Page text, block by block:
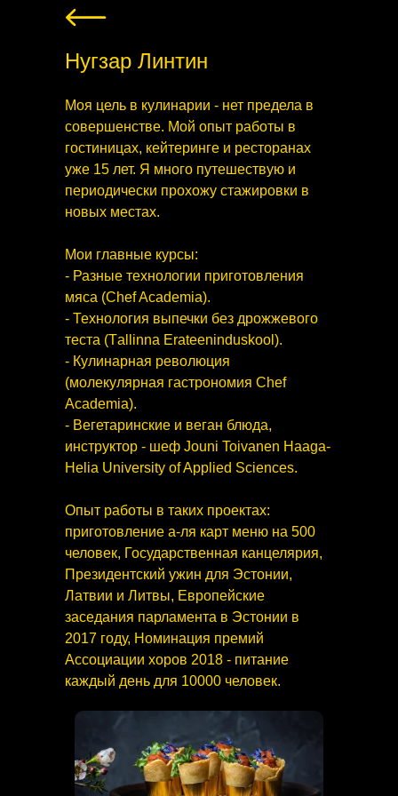
Нугзар Линтин
Моя цель в кулинарии - нет предела в
совершенстве. Мой опыт работы в
гостиницах, кейтеринге и ресторанах
уже 15 лет. Я много путешествую и
периодически прохожу стажировки в
новых местах.
Мои главные курсы:
- Разные технологии приготовления
мяса (Chef Academia).
- Технология выпечки без дрожжевого
теста (Тallinna Erateeninduskool).
- Кулинарная революция
(молекулярная гастрономия Chef
Academia).
- Вегетаринские и веган блюда,
инструктор - шеф Jouni Toivanen Haaga-
Helia University of Applied Sciences.
Опыт работы в таких проектах:
приготовление а-ля карт меню на 500
человек, Государственная канцелярия,
Президентский ужин для Эстонии,
Латвии и Литвы, Eвропейские
заседания парламента в Эстонии в
2017 году, Номинация премий
Ассоциации хоров 2018 - питание
каждый день для 10000 человек.